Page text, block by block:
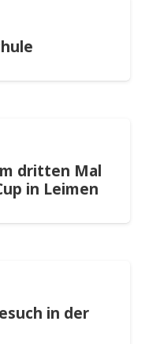
dritten Mal
in Leimen
in der